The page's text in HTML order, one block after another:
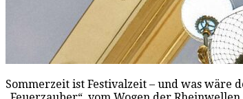
Sommerzeit ist Festivalzeit – und was wäre